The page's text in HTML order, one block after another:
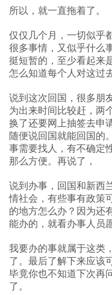
所以，就一直拖着了。
仅仅几个月，一切似乎
很多事情，又似乎什么
挺短暂的，至少看起来
怎么知道每个人对这过
说到这次回国，很多朋
为出来时间比较赶，两
换了还要网上抽签去申
随便说回国就能回国的
事需要找人，有不确定
那么方便。再说了，
说到办事，回国和新西
情社会，有些事有政策
的地方怎么办？因为还
能办的，就看办事人员
我要办的事就属于这类
了。最后了解下来应该
毕竟你也不知道下次再
了。